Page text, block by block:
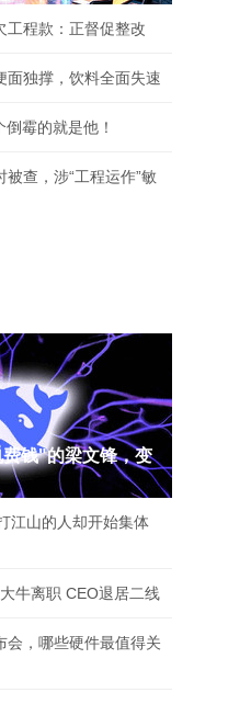
工程款：正督促整改
面独撑，饮料全面失速
霉的就是他！
查，涉“工程运作”敏
钱"的梁文锋，变
江山的人却开始集体
牛离职 CEO退居二线
会，哪些硬件最值得关